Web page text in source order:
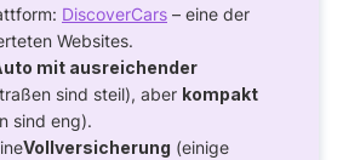
DiscoverCars – eine der
Websites.
mit ausreichender
sind steil), aber kompakt
sind eng).
Vollversicherung (einige